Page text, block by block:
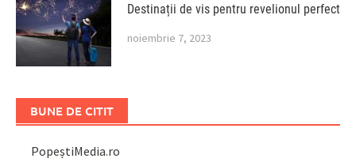
Destinații de vis pentru revelionul perfect
noiembrie 7, 2023
BUNE DE CITIT
PopeștiMedia.ro